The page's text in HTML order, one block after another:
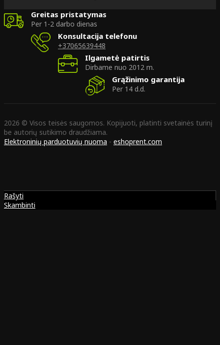
Greitas pristatymas
Per 1-2 darbo dienas
Konsultacija telefonu
+37065639448
Ilgametė patirtis
Dirbame nuo 2012 m.
Grąžinimo garantija
Per 14 d.d.
2026 © Visos teisės saugomos. Kopijuoti, platinti svetainės turinį
be autorių sutikimo draudžiama.
Elektroninių parduotuvių nuoma - eshoprent.com
Rašyti
Skambinti